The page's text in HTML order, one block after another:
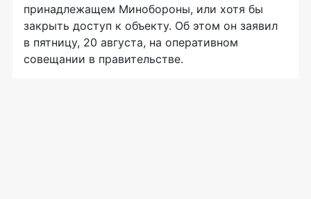
принадлежащем Минобороны, или хотя бы
закрыть доступ к объекту. Об этом он заявил
в пятницу, 20 августа, на оперативном
совещании в правительстве.